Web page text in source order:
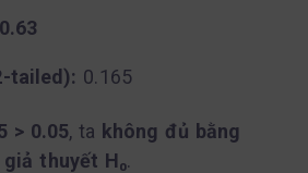
tailed): 0.165
> 0.05, ta không đủ bằng
thuyết H₀.